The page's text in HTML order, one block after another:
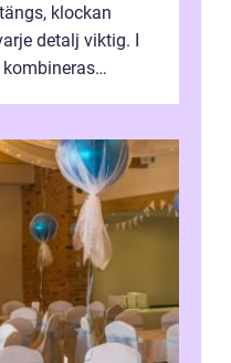
klockan
detalj viktig. I